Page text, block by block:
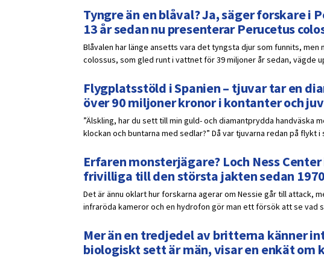
Tyngre än en blåval? Ja, säger forskare i
13 år sedan nu presenterar Perucetus
Blåvalen har länge ansetts vara det tyngsta djur som funnits,
colossus, som gled runt i vattnet för 39 miljoner år sedan, vägde
Flygplatsstöld i Spanien – tjuvar tar en
över 90 miljoner kronor i kontanter och
”Älskling, har du sett till min guld- och diamantprydda handväska
klockan och buntarna med sedlar?” Då var tjuvarna redan på flykt i
Erfaren monsterjägare? Loch Ness
frivilliga till den största jakten sedan
Det är ännu oklart hur forskarna agerar om Nessie går till attack,
infraröda kameror och en hydrofon gör man ett försök att se vad
Mer än en tredjedel av britterna känner
biologiskt sett är män, visar en enkät om